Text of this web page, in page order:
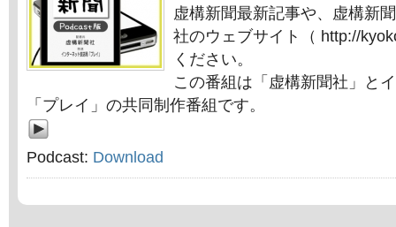
虚構新聞最新記事や、虚構新
社のウェブサイト（ http://
ください。
この番組は「虚構新聞社」と
「プレイ」の共同制作番組です。
Podcast: Download